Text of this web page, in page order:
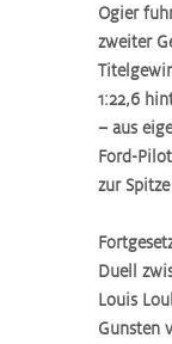
Ogier
zweiter
1:22,6
– aus
Ford-
zur
Duell
Louis
Gunsten